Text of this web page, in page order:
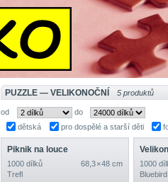
PUZZLE — VELIKONOČNÍ 5 produktů
od
do
dětská
pro dospělé a starší děti
Piknik na louce
1000 dílků
68,3 × 48 cm
Trefl
1000